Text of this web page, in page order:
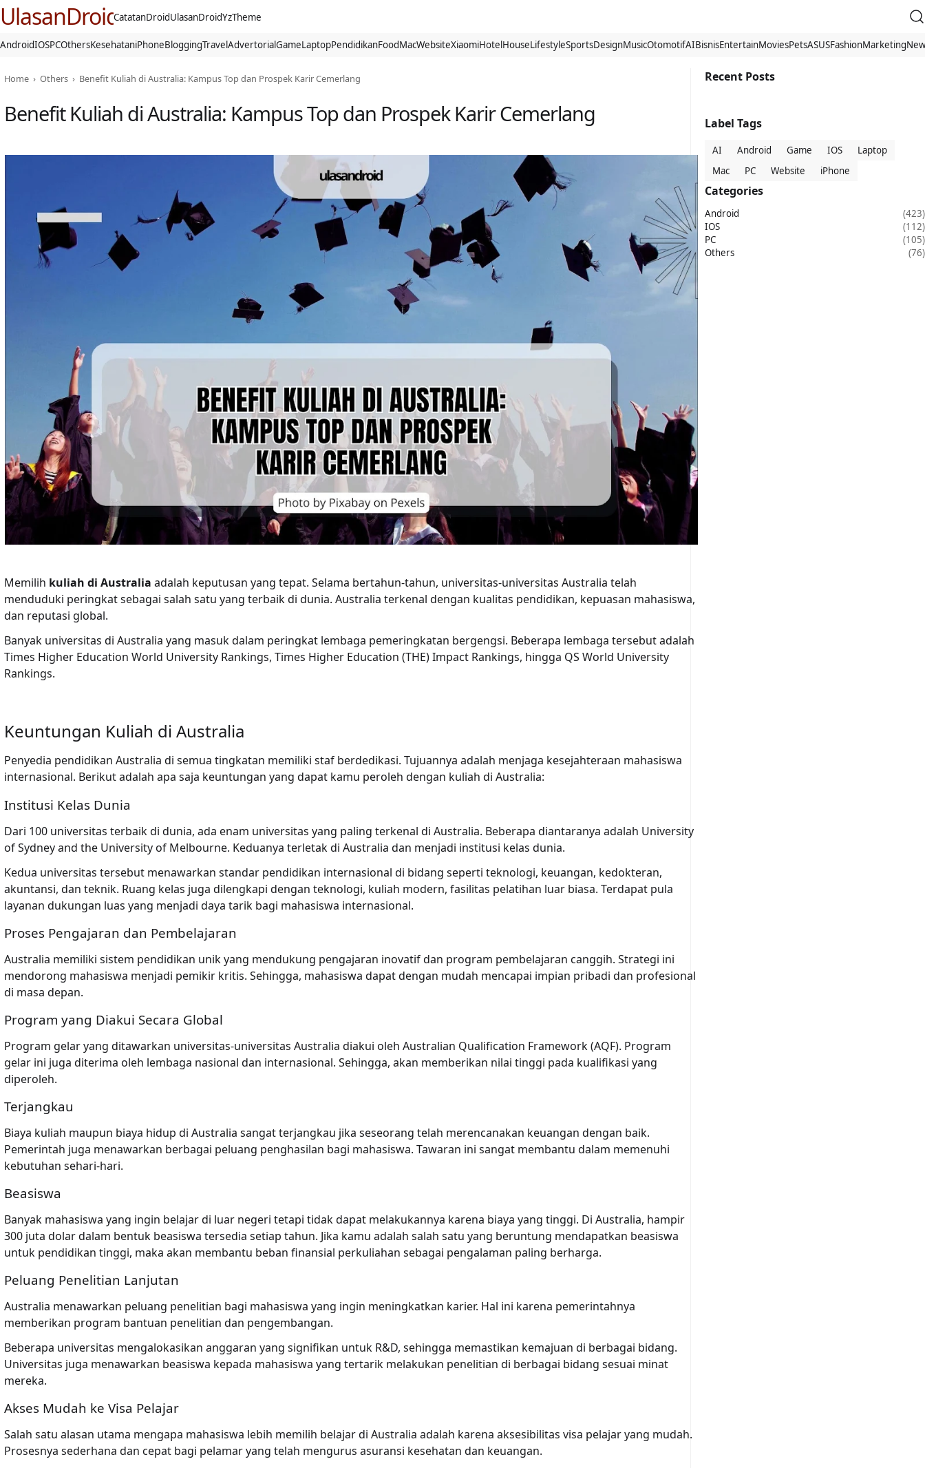
UlasanDroidCatatanDroidUlasanDroidYzTheme
AndroidIOSPCOthersKesehataniPhoneBloggingTravelAdvertorialGameLaptopPendidikanFoodMacWebsiteXiaomiHotelHouseLifestyleSportsDesignMusicOtomotifAIBisnisEntertainMoviesPetsASUSFashionMarketing
Home › Others › Benefit Kuliah di Australia: Kampus Top dan Prospek Karir Cemerlang
Benefit Kuliah di Australia: Kampus Top dan Prospek Karir Cemerlang
Memilih kuliah di Australia adalah keputusan yang tepat. Selama bertahun-tahun, universitas-universitas Australia telah
menduduki peringkat sebagai salah satu yang terbaik di dunia. Australia terkenal dengan kualitas pendidikan, kepuasan mahasiswa,
dan reputasi global.
Banyak universitas di Australia yang masuk dalam peringkat lembaga pemeringkatan bergengsi. Beberapa lembaga tersebut adalah
Times Higher Education World University Rankings, Times Higher Education (THE) Impact Rankings, hingga QS World University
Rankings.
Keuntungan Kuliah di Australia
Penyedia pendidikan Australia di semua tingkatan memiliki staf berdedikasi. Tujuannya adalah menjaga kesejahteraan mahasiswa
internasional. Berikut adalah apa saja keuntungan yang dapat kamu peroleh dengan kuliah di Australia:
Institusi Kelas Dunia
Dari 100 universitas terbaik di dunia, ada enam universitas yang paling terkenal di Australia. Beberapa diantaranya adalah University
of Sydney and the University of Melbourne. Keduanya terletak di Australia dan menjadi institusi kelas dunia.
Kedua universitas tersebut menawarkan standar pendidikan internasional di bidang seperti teknologi, keuangan, kedokteran,
akuntansi, dan teknik. Ruang kelas juga dilengkapi dengan teknologi, kuliah modern, fasilitas pelatihan luar biasa. Terdapat pula
layanan dukungan luas yang menjadi daya tarik bagi mahasiswa internasional.
Proses Pengajaran dan Pembelajaran
Australia memiliki sistem pendidikan unik yang mendukung pengajaran inovatif dan program pembelajaran canggih. Strategi ini
mendorong mahasiswa menjadi pemikir kritis. Sehingga, mahasiswa dapat dengan mudah mencapai impian pribadi dan profesional
di masa depan.
Program yang Diakui Secara Global
Program gelar yang ditawarkan universitas-universitas Australia diakui oleh Australian Qualification Framework (AQF). Program
gelar ini juga diterima oleh lembaga nasional dan internasional. Sehingga, akan memberikan nilai tinggi pada kualifikasi yang
diperoleh.
Terjangkau
Biaya kuliah maupun biaya hidup di Australia sangat terjangkau jika seseorang telah merencanakan keuangan dengan baik.
Pemerintah juga menawarkan berbagai peluang penghasilan bagi mahasiswa. Tawaran ini sangat membantu dalam memenuhi
kebutuhan sehari-hari.
Beasiswa
Banyak mahasiswa yang ingin belajar di luar negeri tetapi tidak dapat melakukannya karena biaya yang tinggi. Di Australia, hampir
300 juta dolar dalam bentuk beasiswa tersedia setiap tahun. Jika kamu adalah salah satu yang beruntung mendapatkan beasiswa
untuk pendidikan tinggi, maka akan membantu beban finansial perkuliahan sebagai pengalaman paling berharga.
Peluang Penelitian Lanjutan
Australia menawarkan peluang penelitian bagi mahasiswa yang ingin meningkatkan karier. Hal ini karena pemerintahnya
memberikan program bantuan penelitian dan pengembangan.
Beberapa universitas mengalokasikan anggaran yang signifikan untuk R&D, sehingga memastikan kemajuan di berbagai bidang.
Universitas juga menawarkan beasiswa kepada mahasiswa yang tertarik melakukan penelitian di berbagai bidang sesuai minat
mereka.
Akses Mudah ke Visa Pelajar
Salah satu alasan utama mengapa mahasiswa lebih memilih belajar di Australia adalah karena aksesibilitas visa pelajar yang mudah.
Prosesnya sederhana dan cepat bagi pelamar yang telah mengurus asuransi kesehatan dan keuangan.
Recent Posts
Label Tags
AI Android Game IOS
Laptop
Mac
PC Website iPhone
Categories
Android
(423)
IOS
(112)
PC
(105)
Others
(76)